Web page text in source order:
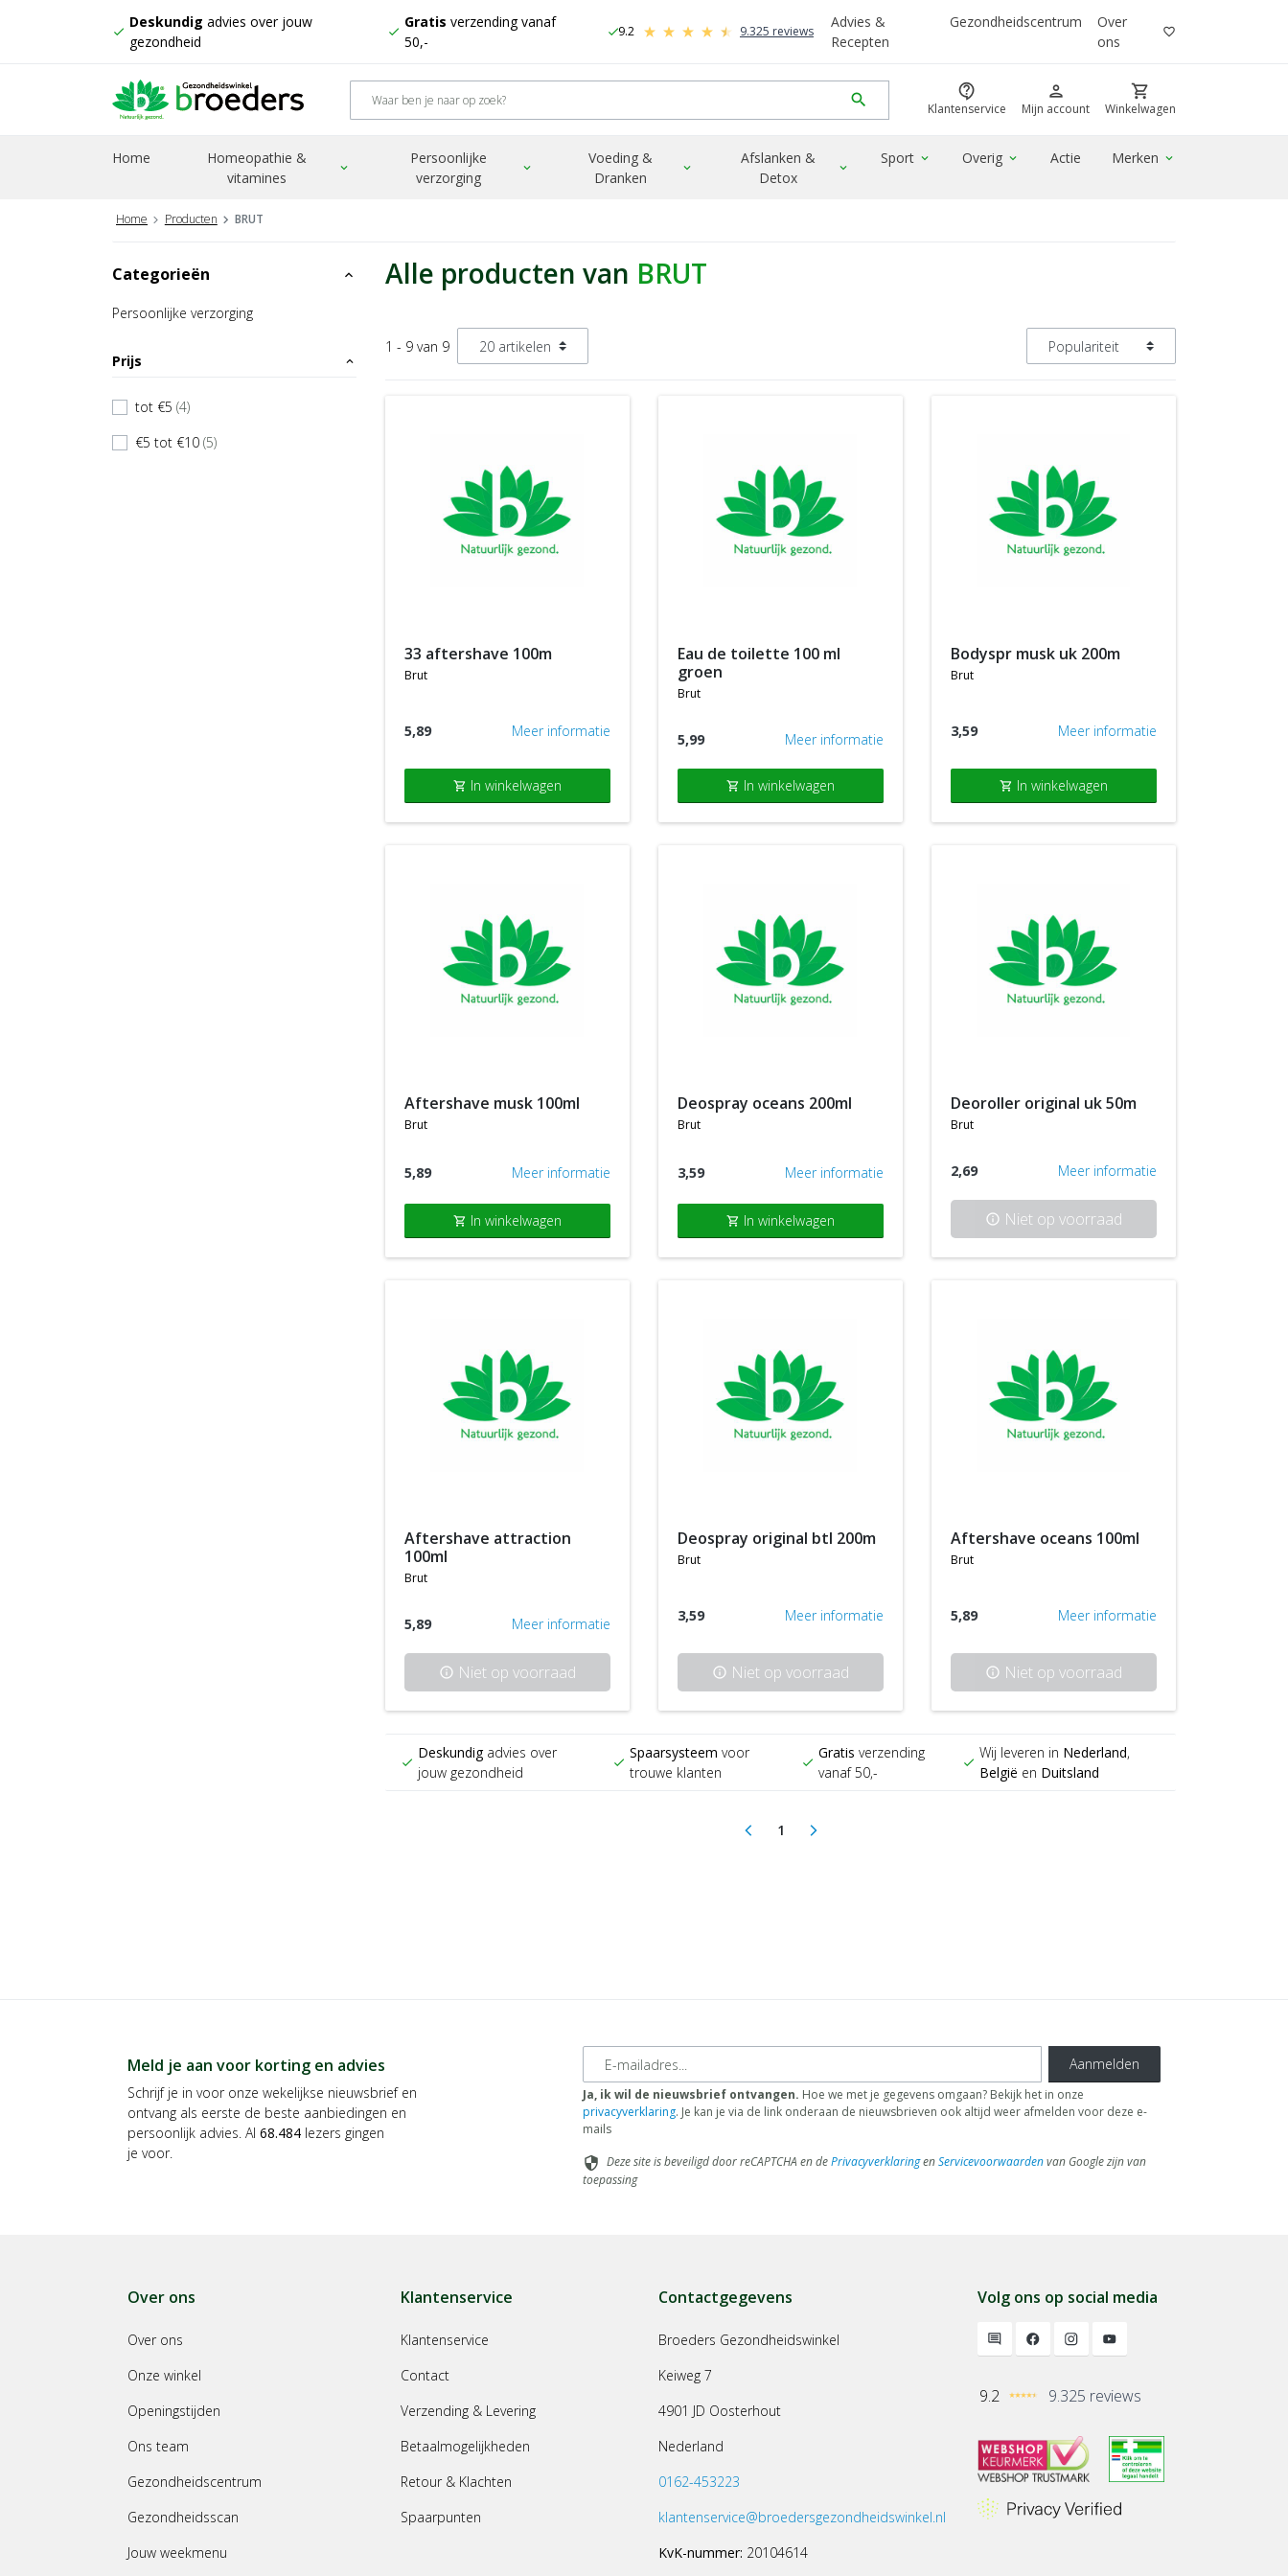
check
Deskundig advies over jouw
gezondheid
check
Gratis verzending vanaf
50,-
check9.2 9.325 reviews
Advies &
Recepten
Gezondheidscentrum
Over
ons
favorite_border
search contact_support
Klantenservice
person
Mijn account
shopping_cart
Winkelwagen
Home
Homeopathie &
vitamines
expand_more
Persoonlijke
verzorging
expand_more
Voeding &
Dranken
expand_more
Afslanken &
Detox
expand_more
Sport expand_more Overig expand_more Actie Merken expand_more
Home Producten BRUT
Categorieën expand_less
Persoonlijke verzorging
Prijs expand_less
tot €5 (4)
€5 tot €10 (5)
Alle producten van BRUT
1 - 9 van 9
33 aftershave 100m
brut
5,89 Meer informatie
shopping_cart In winkelwagen
eau de toilette 100 ml
groen
brut
5,99 Meer informatie
shopping_cart In winkelwagen
bodyspr musk uk 200m
brut
3,59 Meer informatie
shopping_cart In winkelwagen
aftershave musk 100ml
brut
5,89 Meer informatie
shopping_cart In winkelwagen
deospray oceans 200ml
brut
3,59 Meer informatie
shopping_cart In winkelwagen
deoroller original uk 50m
brut
2,69 Meer informatie
info Niet op voorraad
aftershave attraction
100ml
brut
5,89 Meer informatie
info Niet op voorraad
deospray original btl 200m
brut
3,59 Meer informatie
info Niet op voorraad
aftershave oceans 100ml
brut
5,89 Meer informatie
info Niet op voorraad
check
Deskundigadvies over
jouw gezondheid
check
Spaarsysteem voor
trouwe klanten
check
Gratis verzending
vanaf 50,-
check
Wij leveren in Nederland,
België en Duitsland
arrow_back_ios 1(current)
arrow_forward_ios
Meld je aan voor korting en advies
Schrijf je in voor onze wekelijkse nieuwsbrief en
ontvang als eerste de beste aanbiedingen en
persoonlijk advies. Al 68.484 lezers gingen
je voor.
E-mailadres Aanmelden
Ja, ik wil de nieuwsbrief ontvangen. Hoe we met je gegevens omgaan? Bekijk het in onze
privacyverklaring. Je kan je via de link onderaan de nieuwsbrieven ook altijd weer afmelden voor deze e-
mails
security Deze site is beveiligd door reCAPTCHA en dePrivacyverklaringenServicevoorwaardenvan Google zijn van
toepassing
Over ons
Over ons
Onze winkel
Openingstijden
Ons team
Gezondheidscentrum
Gezondheidsscan
Jouw weekmenu
Klantenservice
Klantenservice
Contact
Verzending & Levering
Betaalmogelijkheden
Retour & Klachten
Spaarpunten
Contactgegevens
Broeders Gezondheidswinkel
Keiweg 7
4901 JD Oosterhout
Nederland
0162-453223
klantenservice@broedersgezondheidswinkel.nl
KvK-nummer: 20104614
Volg ons op social media
9.2 9.325 reviews